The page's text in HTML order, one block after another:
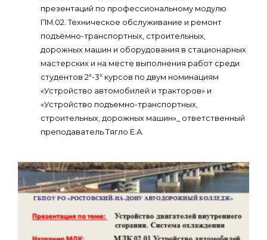
презентаций по профессиональному модулю
ПМ.02. Техническое обслуживание и ремонт
подъёмно-транспортных, строительных,
дорожных машин и оборудования в стационарных
мастерских и на месте выполнения работ среди
студентов 2х-3хкурсов по двум номинациям
«Устройство автомобилей и тракторов» и
«Устройство подъемно-транспортных,
строительных, дорожных машин»_ ответственный
преподаватель Тягло Е.А.